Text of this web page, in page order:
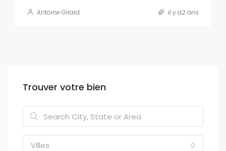
Antoine Girard il y a2 ans
Trouver votre bien
Villes